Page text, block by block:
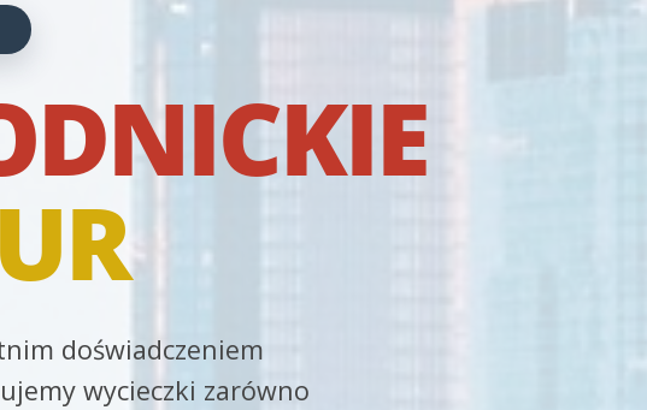
doświadczeniem
wycieczki zarówno